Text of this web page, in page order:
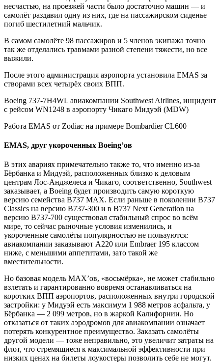
несчастью, на проезжей части было достаточно машин — и
самолёт раздавил одну из них, где на пассажирском сиденье
погиб шестилетний мальчик.
В самом самолёте 98 пассажиров и 5 членов экипажа точно
так же отделались травмами разной степени тяжести, но все
выжили.
После этого администрация аэропорта установила EMAS за
створами всех четырёх своих ВПП.
Boeing 737-7H4WL авиакомпании Southwest Airlines, инцидент
с рейсом WN1248 в аэропорту Чикаго Мидуэй (MDW)
Работа EMAS от Zodiac на примере Bombardier CL600
EMAS, друг укороченных Boeing’ов
В этих авариях примечательно также то, что именно из-за
Бёрбанка и Мидуэй, расположенных близко к деловым
центрам Лос-Анджелеса и Чикаго, соответственно, Southwest
заказывает, а Boeing будет производить самую короткую
версию семейства B737 MAX. Если раньше в поколении B737
Classics на версию B737-300 и в B737 Next Generation на
версию B737-700 существовал стабильный спрос во всём
мире, то сейчас рыночные условия изменились, и
укороченные самолёты популярностью не пользуются:
авиакомпании заказывают A220 или Embraer 195 классом
ниже, с меньшими аппетитами, зато такой же
вместительности.
Но базовая модель MAX’ов, «восьмёрка», не может стабильно
взлетать и гарантированно вовремя останавливаться на
коротких ВПП аэропортов, расположенных внутри городской
застройки: у Мидуэй есть максимум 1 988 метров асфальта, у
Бёрбанка — 2 099 метров, но в жаркой Калифорнии. Но
отказаться от таких аэродромов для авиакомпании означает
потерять конкурентное преимущество. Заказать самолёты
другой модели — тоже неправильно, это увеличит затраты на
флот, что стремящиеся к максимальной эффективности при
низких ценах на билеты лоукостеры позволить себе не могут.